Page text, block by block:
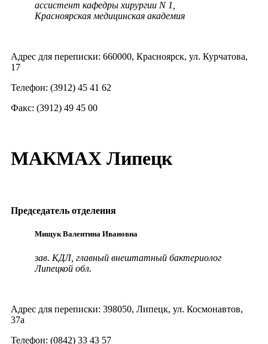
ассистент кафедры хирургии N 1,
Красноярская медицинская академия
Адрес для переписки: 660000, Красноярск, ул. Курчатова,
17
Телефон: (3912) 45 41 62
Факс: (3912) 49 45 00
МАКМАХ Липецк
Председатель отделения
Мищук Валентина Ивановна
зав. КДЛ, главный внештатный бактериолог
Липецкой обл.
Адрес для переписки: 398050, Липецк, ул. Космонавтов,
37а
Телефон: (0842) 33 43 57